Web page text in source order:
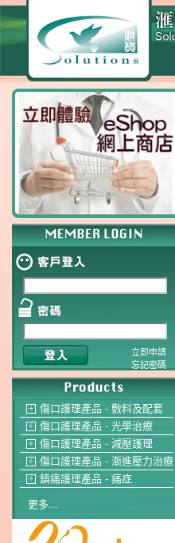
立即申請
忘記密碼
＋ 傷口護理產品 - 敷料及配套
＋ 傷口護理產品 - 光學治療
＋ 傷口護理產品 - 減壓護理
＋ 傷口護理產品 - 漸進壓力治療
＋ 鎮痛護理產品 - 痛症
更多...